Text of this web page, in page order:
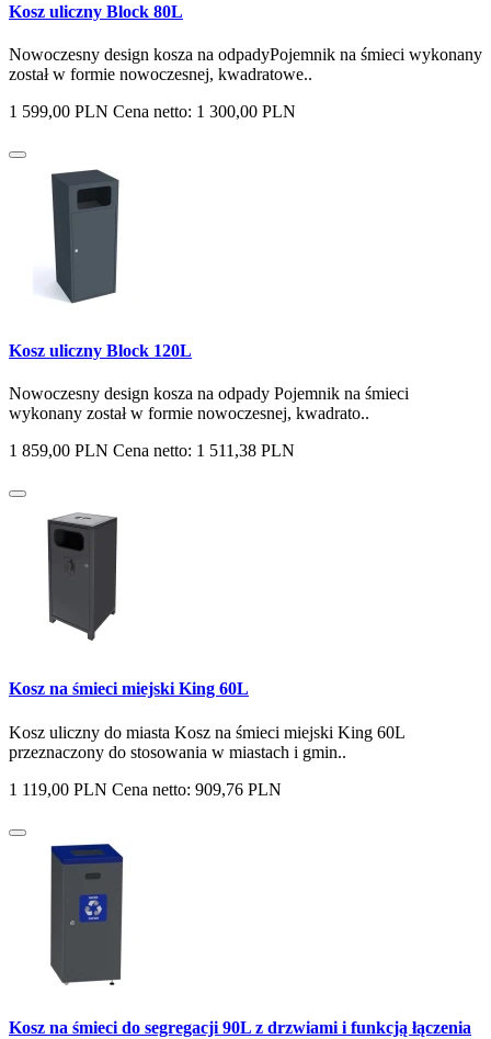
Kosz uliczny Block 80L
Nowoczesny design kosza na odpadyPojemnik na śmieci wykonany
został w formie nowoczesnej, kwadratowe..
1 599,00 PLN Cena netto: 1 300,00 PLN
Kosz uliczny Block 120L
Nowoczesny design kosza na odpady Pojemnik na śmieci
wykonany został w formie nowoczesnej, kwadrato..
1 859,00 PLN Cena netto: 1 511,38 PLN
Kosz na śmieci miejski King 60L
Kosz uliczny do miasta Kosz na śmieci miejski King 60L
przeznaczony do stosowania w miastach i gmin..
1 119,00 PLN Cena netto: 909,76 PLN
Kosz na śmieci do segregacji 90L z drzwiami i funkcją łączenia